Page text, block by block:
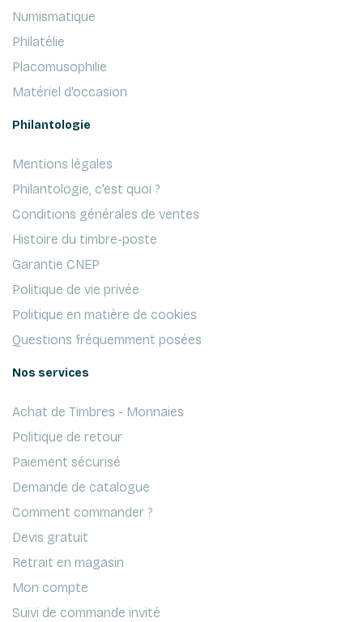
Numismatique
Philatélie
Placomusophilie
Matériel d'occasion
Philantologie
Mentions légales
Philantologie, c'est quoi ?
Conditions générales de ventes
Histoire du timbre-poste
Garantie CNEP
Politique de vie privée
Politique en matière de cookies
Questions fréquemment posées
Nos services
Achat de Timbres - Monnaies
Politique de retour
Paiement sécurisé
Demande de catalogue
Comment commander ?
Devis gratuit
Retrait en magasin
Mon compte
Suivi de commande invité